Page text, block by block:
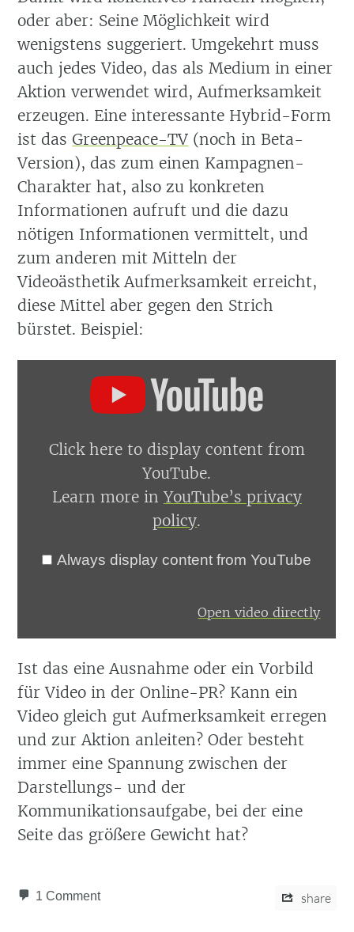
oder aber: Seine Möglichkeit wird
wenigstens suggeriert. Umgekehrt muss
auch jedes Video, das als Medium in einer
Aktion verwendet wird, Aufmerksamkeit
erzeugen. Eine interessante Hybrid-Form
ist das Greenpeace-TV (noch in Beta-
Version), das zum einen Kampagnen-
Charakter hat, also zu konkreten
Informationen aufruft und die dazu
nötigen Informationen vermittelt, und
zum anderen mit Mitteln der
Videoästhetik Aufmerksamkeit erreicht,
diese Mittel aber gegen den Strich
bürstet. Beispiel:
Click here to display content from
YouTube.
Learn more in YouTube’s privacy
policy.
Always display content from YouTube
Open video directly
Ist das eine Ausnahme oder ein Vorbild
für Video in der Online-PR? Kann ein
Video gleich gut Aufmerksamkeit erregen
und zur Aktion anleiten? Oder besteht
immer eine Spannung zwischen der
Darstellungs- und der
Kommunikationsaufgabe, bei der eine
Seite das größere Gewicht hat?
1 Comment share